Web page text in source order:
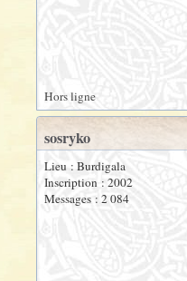
Hors ligne
sosryko
Lieu : Burdigala
Inscription : 2002
Messages : 2 084